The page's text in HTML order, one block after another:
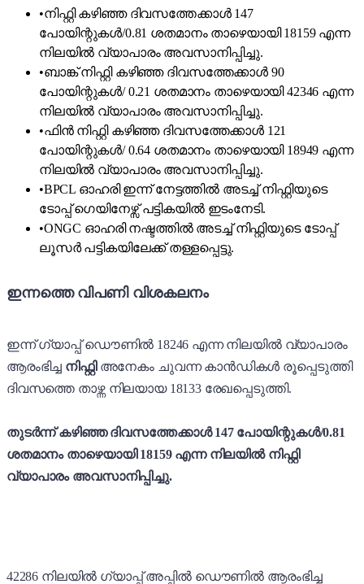
•നിഫ്റ്റി കഴിഞ്ഞ ദിവസത്തേക്കാൾ 147
പോയിന്റുകൾ/0.81 ശതമാനം താഴെയായി 18159 എന്ന
നിലയിൽ വ്യാപാരം അവസാനിപ്പിച്ചു.
•ബാങ്ക് നിഫ്റ്റി കഴിഞ്ഞ ദിവസത്തേക്കാൾ 90
പോയിന്റുകൾ/ 0.21 ശതമാനം താഴെയായി 42346 എന്ന
നിലയിൽ വ്യാപാരം അവസാനിപ്പിച്ചു.
•ഫിൻ നിഫ്റ്റി കഴിഞ്ഞ ദിവസത്തേക്കാൾ 121
പോയിന്റുകൾ/ 0.64 ശതമാനം താഴെയായി 18949 എന്ന
നിലയിൽ വ്യാപാരം അവസാനിപ്പിച്ചു.
•BPCL ഓഹരി ഇന്ന് നേട്ടത്തിൽ അടച്ച് നിഫ്റ്റിയുടെ
ടോപ്പ് ഗെയിനേഴ്സ് പട്ടികയിൽ ഇടംനേടി.
•ONGC ഓഹരി നഷ്ടത്തിൽ അടച്ച് നിഫ്റ്റിയുടെ ടോപ്പ്
ലൂസർ പട്ടികയിലേക്ക് തള്ളപ്പെട്ടു.
ഇന്നത്തെ വിപണി വിശകലനം
ഇന്ന് ഗ്യാപ്പ് ഡൌണിൽ 18246 എന്ന നിലയിൽ വ്യാപാരം
ആരംഭിച്ച നിഫ്റ്റി അനേകം ചുവന്ന കാൻഡികൾ രൂപ്പെടുത്തി
ദിവസത്തെ താഴ്ന്ന നിലയായ 18133 രേഖപ്പെടുത്തി.
തുടർന്ന് കഴിഞ്ഞ ദിവസത്തേക്കാൾ 147 പോയിന്റുകൾ/0.81
ശതമാനം താഴെയായി 18159 എന്ന നിലയിൽ നിഫ്റ്റി
വ്യാപാരം അവസാനിപ്പിച്ചു.
42286 നിലയിൽ ഗ്യാപ്പ് അപ്പിൽ ഡൌണിൽ ആരംഭിച്ച